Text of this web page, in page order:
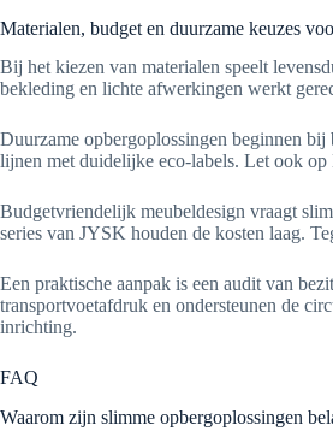
Materialen, budget en duurzame keuzes
Bij het kiezen van materialen speelt
bekleding en lichte afwerkingen werkt
Duurzame opbergoplossingen beginnen
lijnen met duidelijke eco-labels. Let ook op
Budgetvriendelijk meubeldesign vraagt
series van JYSK houden de kosten laag.
Een praktische aanpak is een audit van
transportvoetafdruk en ondersteunen de
inrichting.
FAQ
Waarom zijn slimme opbergoplossingen